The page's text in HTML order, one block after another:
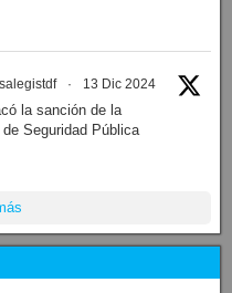
· 13 Dic 2024
la sanción de la
Seguridad Pública